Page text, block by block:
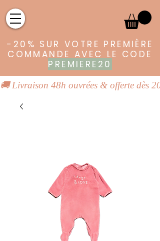
-20% SUR VOTRE PREMIÈRE
COMMANDE AVEC LE CODE
PREMIERE20
🚚 Livraison 48h ouvrées & offerte dès